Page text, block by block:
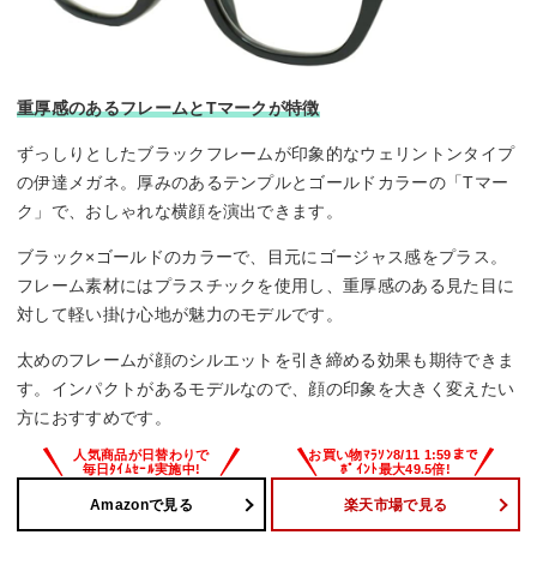
重厚感のあるフレームとTマークが特徴
ずっしりとしたブラックフレームが印象的なウェリントンタイプ
の伊達メガネ。厚みのあるテンプルとゴールドカラーの「Tマー
ク」で、おしゃれな横顔を演出できます。
ブラック×ゴールドのカラーで、目元にゴージャス感をプラス。
フレーム素材にはプラスチックを使用し、重厚感のある見た目に
対して軽い掛け心地が魅力のモデルです。
太めのフレームが顔のシルエットを引き締める効果も期待できま
す。インパクトがあるモデルなので、顔の印象を大きく変えたい
方におすすめです。
Amazonで見る 楽天市場で見る